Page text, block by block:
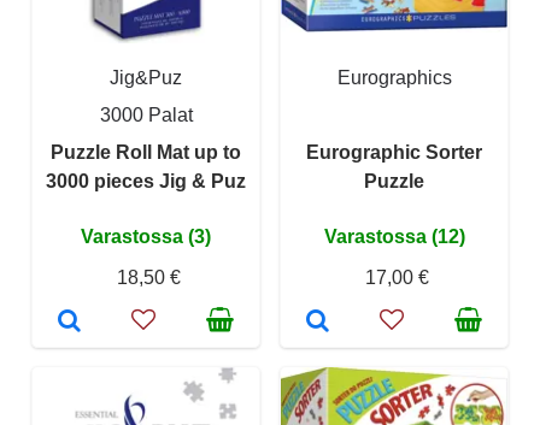
Jig&Puz
3000 Palat
Puzzle Roll Mat up to
3000 pieces Jig & Puz
Varastossa (3)
18,50 €
Eurographics
Eurographic Sorter
Puzzle
Varastossa (12)
17,00 €